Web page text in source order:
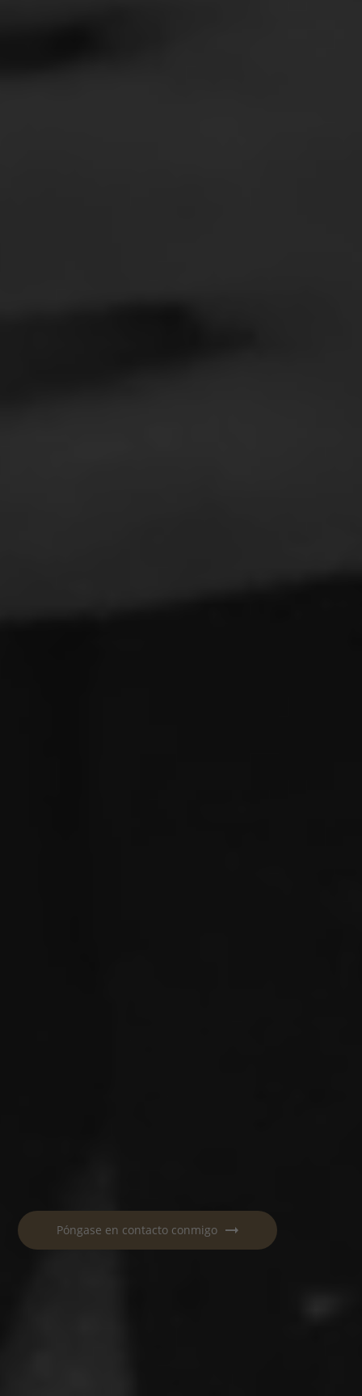
Póngase en contacto conmigo